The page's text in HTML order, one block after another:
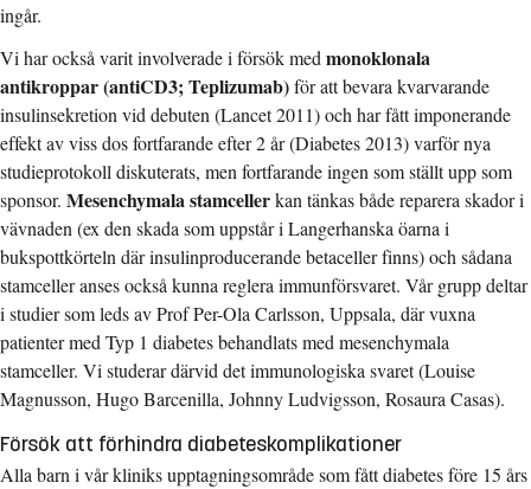
ingår.
Vi har också varit involverade i försök med monoklonala
antikroppar (antiCD3; Teplizumab)för att bevara kvarvarande
insulinsekretion vid debuten (Lancet 2011) och har fått imponerande
effekt av viss dos fortfarande efter 2 år (Diabetes 2013) varför nya
studieprotokoll diskuterats, men fortfarande ingen som ställt upp som
sponsor. Mesenchymala stamcellerkan tänkas både reparera skador i
vävnaden (ex den skada som uppstår i Langerhanska öarna i
bukspottkörteln där insulinproducerande betaceller finns) och sådana
stamceller anses också kunna reglera immunförsvaret. Vår grupp deltar
i studier som leds av Prof Per-Ola Carlsson, Uppsala, där vuxna
patienter med Typ 1 diabetes behandlats med mesenchymala
stamceller. Vi studerar därvid det immunologiska svaret (Louise
Magnusson, Hugo Barcenilla, Johnny Ludvigsson, Rosaura Casas).
Försök att förhindra diabeteskomplikationer
Alla barn i vår kliniks upptagningsområde som fått diabetes före 15 års